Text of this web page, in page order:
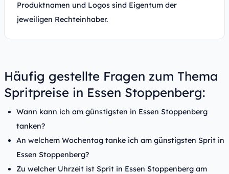
Produktnamen und Logos sind Eigentum der
jeweiligen Rechteinhaber.
Häufig gestellte Fragen zum Thema
Spritpreise in Essen Stoppenberg:
Wann kann ich am günstigsten in Essen Stoppenberg
tanken?
An welchem Wochentag tanke ich am günstigsten Sprit in
Essen Stoppenberg?
Zu welcher Uhrzeit ist Sprit in Essen Stoppenberg am